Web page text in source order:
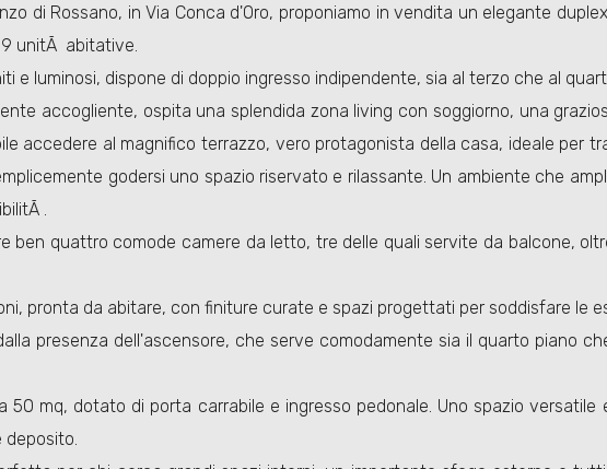
di Rossano, in Via Conca d'Oro, proponiamo in vendita un elegante
unitÃ abitative.
e luminosi, dispone di doppio ingresso indipendente, sia al terzo che al
accogliente, ospita una splendida zona living con soggiorno, una
accedere al magnifico terrazzo, vero protagonista della casa, ideale per
godersi uno spazio riservato e rilassante. Un ambiente che
.
ben quattro comode camere da letto, tre delle quali servite da balcone,
pronta da abitare, con finiture curate e spazi progettati per soddisfare le
presenza dell'ascensore, che serve comodamente sia il quarto piano
mq, dotato di porta carrabile e ingresso pedonale. Uno spazio versatile
deposito.